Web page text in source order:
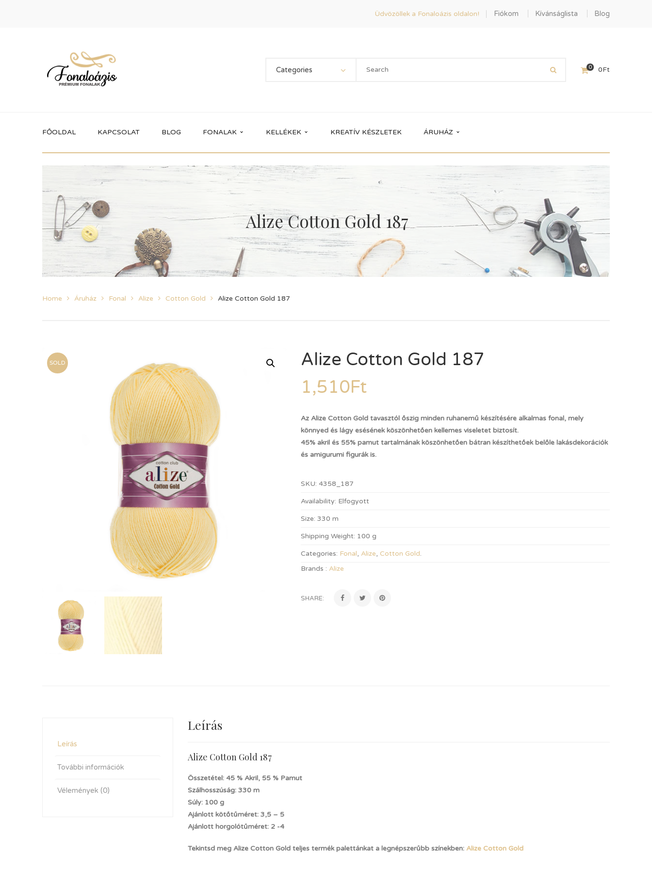
Üdvözöllek a Fonaloázis oldalon! Fiókom Kívánságlista Blog
Categories 0 0Ft
FŐOLDAL KAPCSOLAT BLOG FONALAK KELLÉKEK KREATÍV KÉSZLETEK ÁRUHÁZ
Itt megtalálhatod a fonaloázis által
forgalmazott összes terméket
Alize Cotton Gold 187
Home Áruház Fonal Alize Cotton Gold Alize Cotton Gold 187
SOLD
Alize Cotton Gold 187
1,510Ft
Az Alize Cotton Gold tavasztól őszig minden ruhanemű készítésére alkalmas fonal, mely
könnyed és lágy esésének köszönhetően kellemes viseletet biztosít.
45% akril és 55% pamut tartalmának köszönhetően bátran készíthetőek belőle lakásdekorációk
és amigurumi figurák is.
SKU: 4358_187
Availability: Elfogyott
Size: 330 m
Shipping Weight: 100 g
Categories: Fonal, Alize,Cotton Gold.
Brands : Alize
SHARE:
Leírás
További információk
Vélemények (0)
Leírás
Alize Cotton Gold 187
Összetétel: 45 % Akril, 55 % Pamut
Szálhosszúság: 330 m
Súly: 100 g
Ajánlott kötőtűméret: 3,5 – 5
Ajánlott horgolótűméret: 2 -4
Tekintsd meg Alize Cotton Gold teljes termék palettánkat a legnépszerűbb színekben: Alize Cotton Gold